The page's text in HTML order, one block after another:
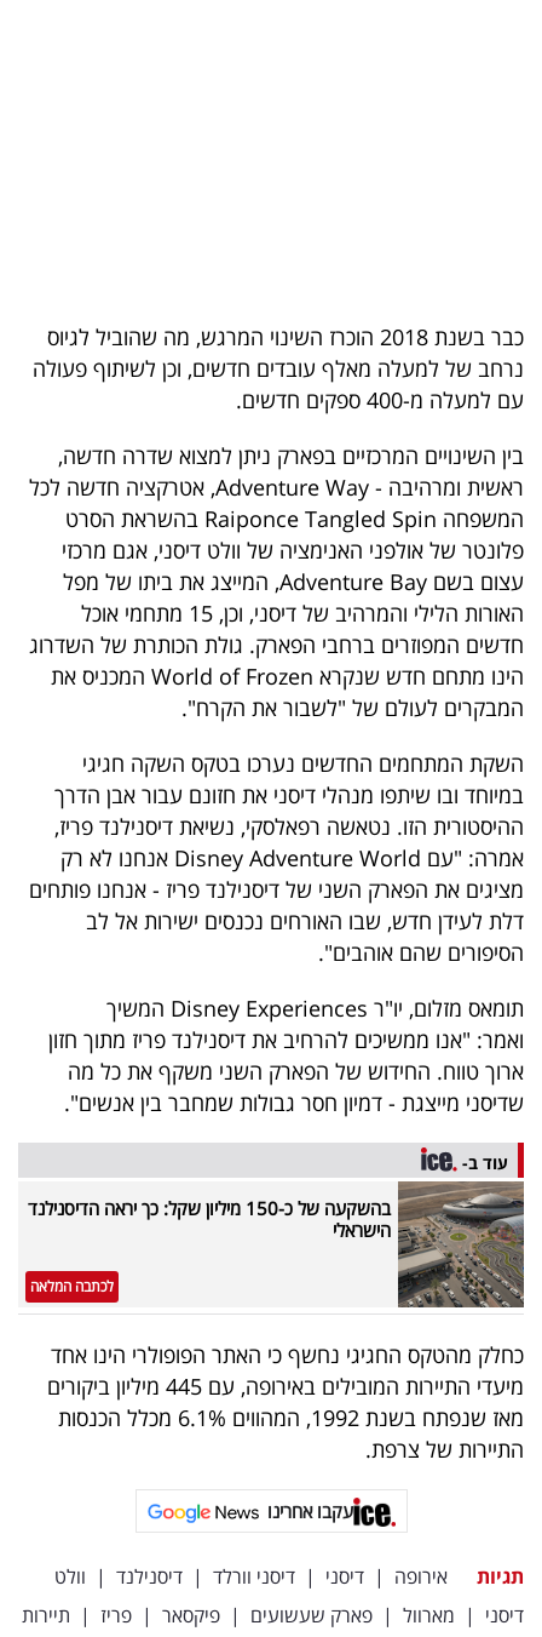
המילון
הכלכלי
פודקאסט
40
UNDER
40
שיתופי
פעולה
דרושים
ניוזלטרים
אדום
פרסמו
באייס
עקבו
אחרינו:
כבר בשנת 2018 הוכרז השינוי המרגש, מה שהוביל לגיוס
נרחב של למעלה מאלף עובדים חדשים, וכן לשיתוף פעולה
עם למעלה מ-400 ספקים חדשים.
בין השינויים המרכזיים בפארק ניתן למצוא שדרה חדשה,
ראשית ומרהיבה - Adventure Way, אטרקציה חדשה לכל
המשפחה Raiponce Tangled Spin בהשראת הסרט
פלונטר של אולפני האנימציה של וולט דיסני, אגם מרכזי
עצום בשם Adventure Bay, המייצג את ביתו של מפל
האורות הלילי והמרהיב של דיסני, וכן, 15 מתחמי אוכל
חדשים המפוזרים ברחבי הפארק. גולת הכותרת של השדרוג
הינו מתחם חדש שנקרא World of Frozen המכניס את
המבקרים לעולם של "לשבור את הקרח".
השקת המתחמים החדשים נערכו בטקס השקה חגיגי
במיוחד ובו שיתפו מנהלי דיסני את חזונם עבור אבן הדרך
ההיסטורית הזו. נטאשה רפאלסקי, נשיאת דיסנילנד פריז,
אמרה: "עם Disney Adventure World אנחנו לא רק
מציגים את הפארק השני של דיסנילנד פריז - אנחנו פותחים
דלת לעידן חדש, שבו האורחים נכנסים ישירות אל לב
הסיפורים שהם אוהבים".
תומאס מזלום, יו"ר Disney Experiences המשיך
ואמר: "אנו ממשיכים להרחיב את דיסנילנד פריז מתוך חזון
ארוך טווח. החידוש של הפארק השני משקף את כל מה
שדיסני מייצגת - דמיון חסר גבולות שמחבר בין אנשים".
עוד ב-
בהשקעה של כ-150 מיליון שקל: כך יראה הדיסנילנד
הישראלי
לכתבה המלאה
כחלק מהטקס החגיגי נחשף כי האתר הפופולרי הינו אחד
מיעדי התיירות המובילים באירופה, עם 445 מיליון ביקורים
מאז שנפתח בשנת 1992, המהווים 6.1% מכלל הכנסות
התיירות של צרפת.
עקבו אחרינו
תגיות אירופה | דיסני | דיסני וורלד | דיסנילנד | וולט
דיסני | מארוול | פארק שעשועים | פיקסאר | פריז | תיירות